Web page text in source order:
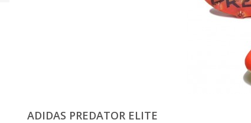
ADIDAS PREDATOR ELITE